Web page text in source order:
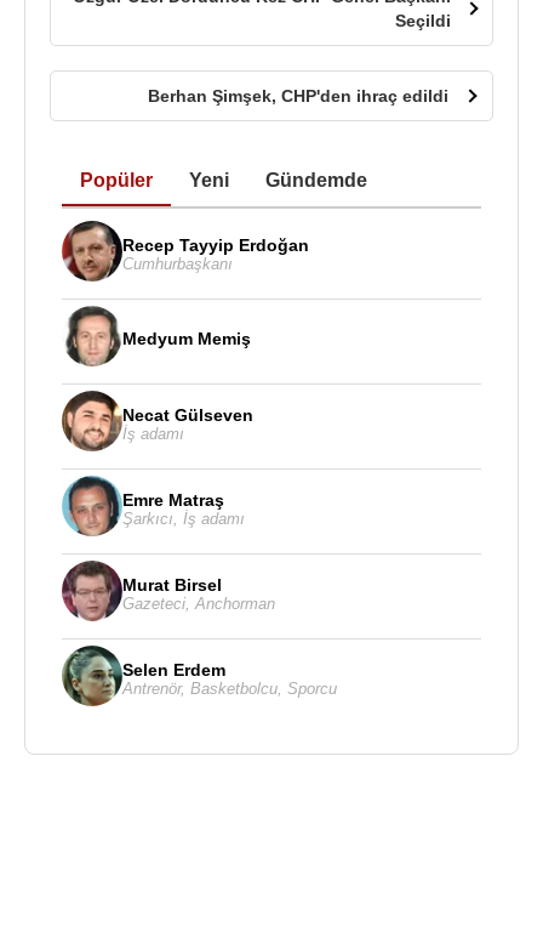
Seçildi
Berhan Şimşek, CHP'den ihraç edildi
Popüler Yeni Gündemde
Recep Tayyip Erdoğan
Cumhurbaşkanı
Medyum Memiş
Necat Gülseven
İş adamı
Emre Matraş
Şarkıcı İş adamı
Murat Birsel
Gazeteci Anchorman
Selen Erdem
Antrenör, Basketbolcu Sporcu